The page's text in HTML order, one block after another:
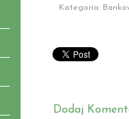
Kategoria:
Dodaj